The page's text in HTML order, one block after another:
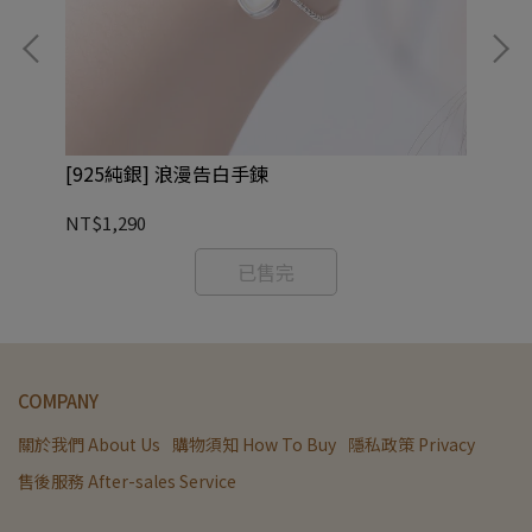
[925純銀] 浪漫告白手鍊
NT$1,290
已售完
COMPANY
關於我們 About Us 購物須知 How To Buy 隱私政策 Privacy
售後服務 After-sales Service